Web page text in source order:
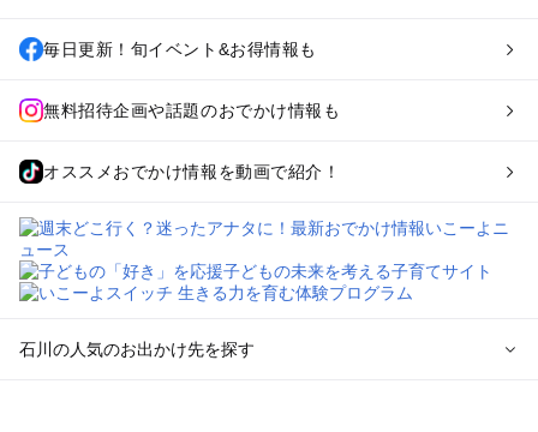
毎日更新！旬イベント&お得情報も
無料招待企画や話題のおでかけ情報も
オススメおでかけ情報を動画で紹介！
石川の人気のお出かけ先を探す